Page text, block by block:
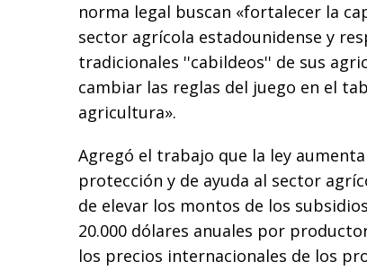
norma legal buscan «fortalecer la
sector agrícola estadounidense y
tradicionales ''cabildeos'' de sus
cambiar las reglas del juego en el
agricultura».
Agregó el trabajo que la ley
protección y de ayuda al sector
de elevar los montos de los
20.000 dólares anuales por
los precios internacionales de los